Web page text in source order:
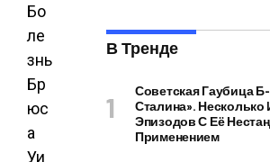
Бо
ле
знь
Бр
юс
а
Уи
В Тренде
Советская Гаубица
Сталина». Несколько
Эпизодов С Её
Применением